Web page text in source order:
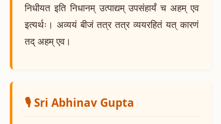
निधीयत इति निधानम् उत्पाद्यम् उपसंहार्यं च अहम् एव
इत्यर्थः। अव्ययं बीजं तत्र तत्र व्ययरहितं यत् कारणं
तद् अहम् एव।
🎙️ Sri Abhinav Gupta